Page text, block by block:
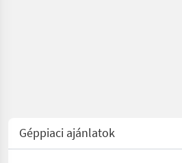
Géppiaci ajánlatok